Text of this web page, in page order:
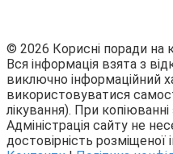
© 2026 Корисні поради на
Вся інформація взята з
виключно інформаційний
використовуватися
лікування). При
Адміністрація сайту не
достовірність розміщеної